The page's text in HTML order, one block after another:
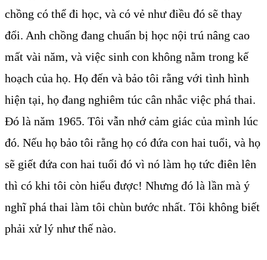
chồng có thể đi học, và có vẻ như điều đó sẽ thay
đổi. Anh chồng đang chuẩn bị học nội trú nâng cao
mất vài năm, và việc sinh con không nằm trong kế
hoạch của họ. Họ đến và bảo tôi rằng với tình hình
hiện tại, họ đang nghiêm túc cân nhắc việc phá thai.
Đó là năm 1965. Tôi vẫn nhớ cảm giác của mình lúc
đó. Nếu họ bảo tôi rằng họ có đứa con hai tuổi, và họ
sẽ giết đứa con hai tuổi đó vì nó làm họ tức điên lên
thì có khi tôi còn hiểu được! Nhưng đó là lần mà ý
nghĩ phá thai làm tôi chùn bước nhất. Tôi không biết
phải xử lý như thế nào.